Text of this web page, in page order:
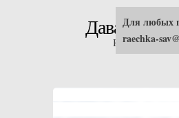
Давай
Кулинарные
Для любых
raechka-